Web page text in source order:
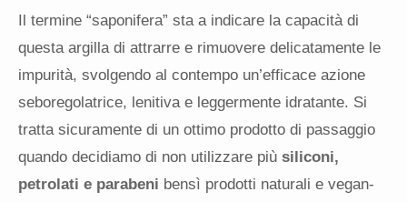
Il termine “saponifera” sta a indicare la capacità di
questa argilla di attrarre e rimuovere delicatamente le
impurità, svolgendo al contempo un’efficace azione
seboregolatrice, lenitiva e leggermente idratante. Si
tratta sicuramente di un ottimo prodotto di passaggio
quando decidiamo di non utilizzare più siliconi,
petrolati e parabeni bensì prodotti naturali e vegan-